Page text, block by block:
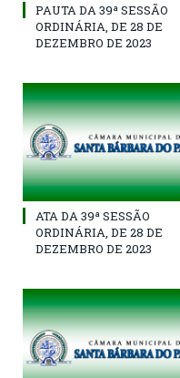
PAUTA DA 39ª SESSÃO
ORDINÁRIA, DE 28 DE
DEZEMBRO DE 2023
ATA DA 39ª SESSÃO
ORDINÁRIA, DE 28 DE
DEZEMBRO DE 2023